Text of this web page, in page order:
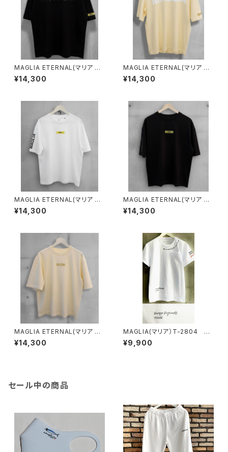
MAGLIA ETERNAL(マリア エ
ターナル）ユニセックスＴ-シャツ
ET.T2000B Black
¥14,300
MAGLIA ETERNAL(マリア エ
ターナル）ユニセックスＴ-シャツ
ET.T2000C Cream
¥14,300
MAGLIA ETERNAL(マリア エ
ターナル）ユニセックスＴシャツE
T.T1000W White
¥14,300
MAGLIA ETERNAL(マリア エ
ターナル）ユニセックスＴ-シャツ
ET.T1000B Black
¥14,300
MAGLIA ETERNAL(マリア エ
ターナル）ユニセックスＴ-シャツ
ET.1000C Cream
¥14,300
MAGLIA(マリア）T-2804 リ
ミテッドエディション ユニセッ
クスＴシャツ POESIE シルバ
¥9,900
セール中の商品